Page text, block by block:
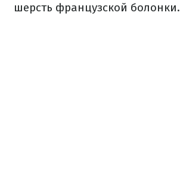
шерсть французской болонки.